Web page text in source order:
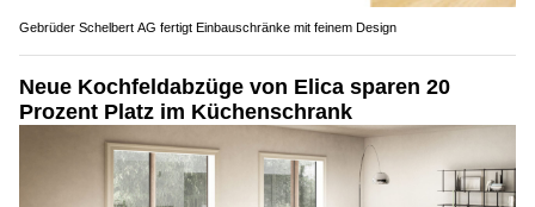
Gebrüder Schelbert AG fertigt Einbauschränke mit feinem Design
Neue Kochfeldabzüge von Elica sparen 20
Prozent Platz im Küchenschrank